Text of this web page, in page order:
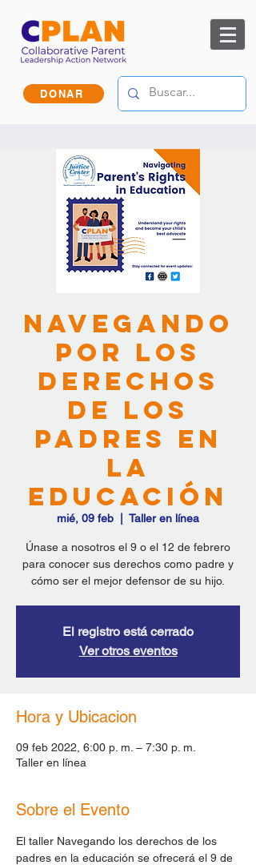
DONAR
Navegando
por los
derechos
de los
padres en
la
educación
mié, 09 feb Taller en línea
Únase a nosotros el 9 o el 12 de febrero
para conocer sus derechos como padre y
El registro está cerrado
Ver otros eventos
Hora y Ubicacion
09 feb 2022, 6:00 p. m. – 7:30 p. m.
Taller en línea
Sobre el Evento
El taller Navegando los derechos de los
padres en la educación se ofrecerá el 9 de